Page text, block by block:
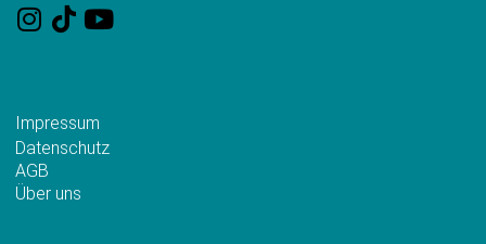
Impressum
Datenschutz
AGB
Über uns